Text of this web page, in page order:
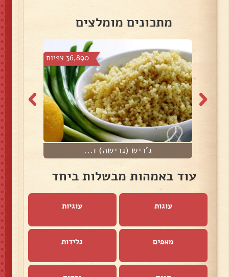
מתכונים מומלצים
36,890 צפיות
ג'ריש (גרישה) ו...
עוד באמהות מבשלות ביחד
עוגות עוגיות
מאפים גלידות